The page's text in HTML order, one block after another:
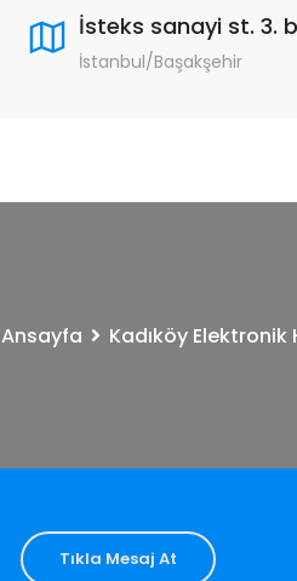
İsteks sanayi st. 3.
İstanbul/Başakşehir
Ansayfa Kadıköy Elektronik
Tıkla Mesaj At